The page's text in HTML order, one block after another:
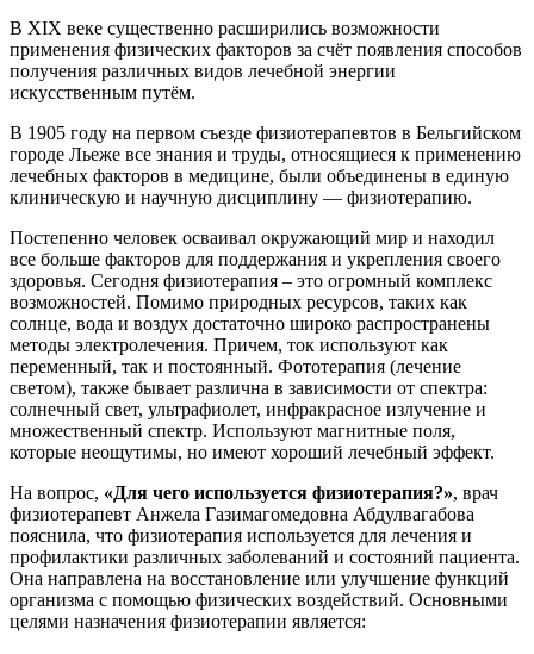
В XIX веке существенно расширились возможности
применения физических факторов за счёт появления способов
получения различных видов лечебной энергии
искусственным путём.
В 1905 году на первом съезде физиотерапевтов в Бельгийском
городе Льеже все знания и труды, относящиеся к применению
лечебных факторов в медицине, были объединены в единую
клиническую и научную дисциплину — физиотерапию.
Постепенно человек осваивал окружающий мир и находил
все больше факторов для поддержания и укрепления своего
здоровья. Сегодня физиотерапия – это огромный комплекс
возможностей. Помимо природных ресурсов, таких как
солнце, вода и воздух достаточно широко распространены
методы электролечения. Причем, ток используют как
переменный, так и постоянный. Фототерапия (лечение
светом), также бывает различна в зависимости от спектра:
солнечный свет, ультрафиолет, инфракрасное излучение и
множественный спектр. Используют магнитные поля,
которые неощутимы, но имеют хороший лечебный эффект.
На вопрос, «Для чего используется физиотерапия?», врач
физиотерапевт Анжела Газимагомедовна Абдулвагабова
пояснила, что физиотерапия используется для лечения и
профилактики различных заболеваний и состояний пациента.
Она направлена на восстановление или улучшение функций
организма с помощью физических воздействий. Основными
целями назначения физиотерапии является: